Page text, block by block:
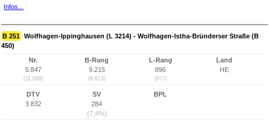
Infos...
B 251 Wolfhagen-Ippinghausen (L 3214) - Wolfhagen-Istha-Bründerser Straße (B
450)
Nr.
5.847
(11.088)
B-Rang
9.215
(6.813)
L-Rang
896
(877)
Land
HE
DTV
3.832
SV
284
(7,4%)
BPL